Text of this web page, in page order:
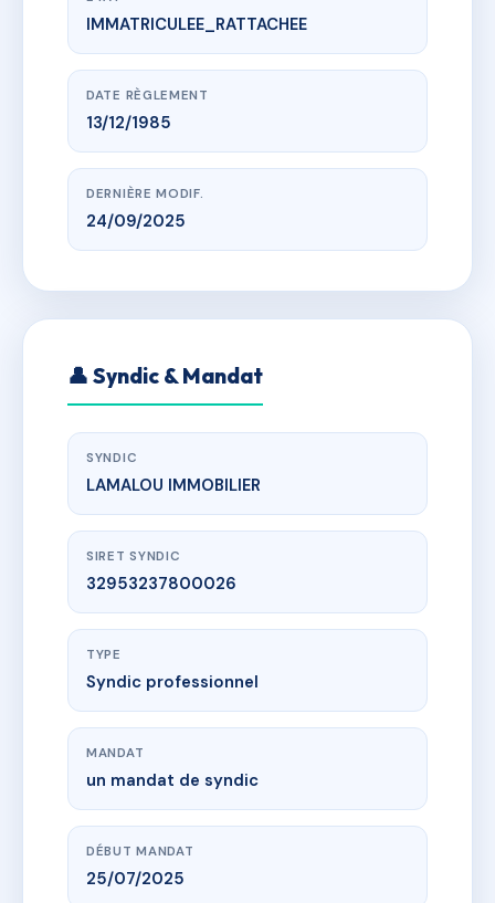
www.vme.plus/AD0325241
SDC VERDALE A
zac du bois de lon, 34240 Lamalou-les-Bains
IMMATRICULEE_RATTACHEE
DATE RÈGLEMENT
13/12/1985
DERNIÈRE MODIF.
24/09/2025
👤 Syndic & Mandat
SYNDIC
LAMALOU IMMOBILIER
SIRET SYNDIC
32953237800026
TYPE
Syndic professionnel
MANDAT
un mandat de syndic
DÉBUT MANDAT
25/07/2025